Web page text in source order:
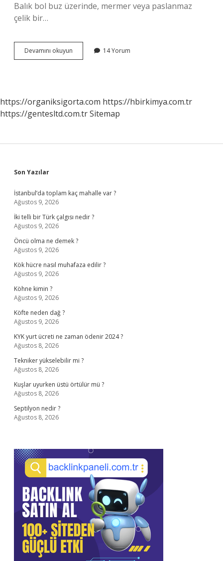
Balık bol buz üzerinde, mermer veya paslanmaz
çelik bir…
Devamını okuyun
Alırken
14 Yorum
https://organiksigorta.com https://hbirkimya.com.tr
https://gentesltd.com.trSitemap
Sidebar
Son Yazılar
İstanbul’da toplam kaç mahalle var ?
Ağustos 9, 2026
İki telli bir Türk çalgısı nedir ?
Ağustos 9, 2026
Öncü olma ne demek ?
Ağustos 9, 2026
Kök hücre nasıl muhafaza edilir ?
Ağustos 9, 2026
Köhne kimin ?
Ağustos 9, 2026
Köfte neden dağ ?
Ağustos 9, 2026
KYK yurt ücreti ne zaman ödenir 2024 ?
Ağustos 8, 2026
Tekniker yükselebilir mi ?
Ağustos 8, 2026
Kuşlar uyurken üstü örtülür mü ?
Ağustos 8, 2026
Septilyon nedir ?
Ağustos 8, 2026